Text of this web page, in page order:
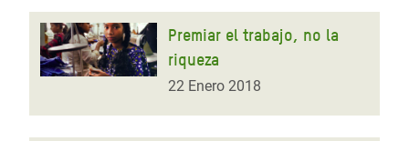
Premiar el trabajo, no la
riqueza
22 Enero 2018